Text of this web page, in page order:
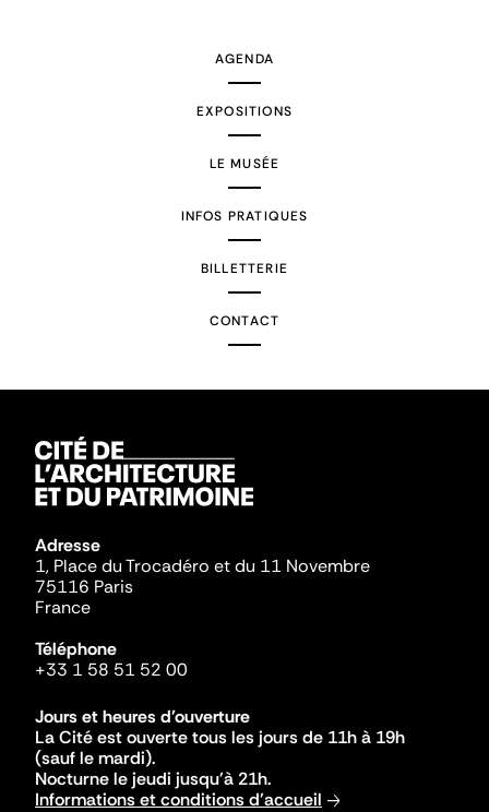
AGENDA
EXPOSITIONS
LE MUSÉE
INFOS PRATIQUES
BILLETTERIE
CONTACT
Adresse
1, Place du Trocadéro et du 11 Novembre
75116 Paris
France
Téléphone
+33 1 58 51 52 00
Jours et heures d'ouverture
La Cité est ouverte tous les jours de 11h à 19h
(sauf le mardi).
Nocturne le jeudi jusqu'à 21h.
Informations et conditions d'accueil